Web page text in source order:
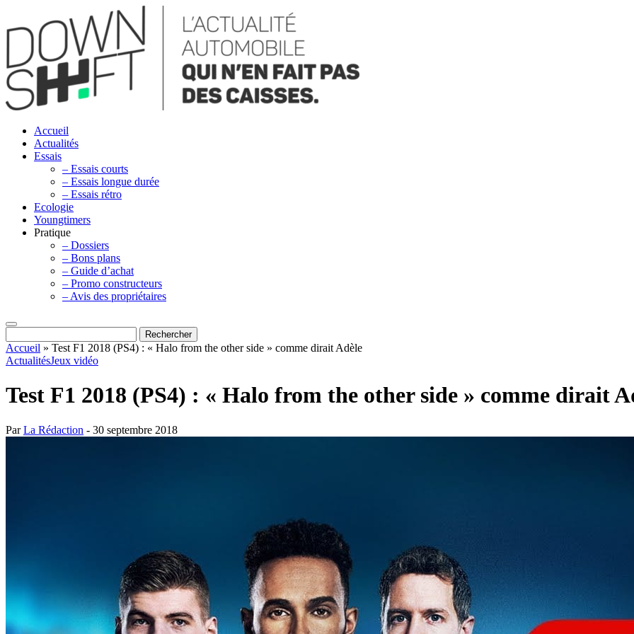
Accueil
Actualités
Essais
– Essais courts
– Essais longue durée
– Essais rétro
Ecologie
Youngtimers
Pratique
– Dossiers
– Bons plans
– Guide d’achat
– Promo constructeurs
– Avis des propriétaires
Accueil » Test F1 2018 (PS4) : « Halo from the other side » comme dirait Adèle
ActualitésJeux vidéo
Test F1 2018 (PS4) : « Halo from the other side » comme dirait
ParLa Rédaction - 30 septembre 2018